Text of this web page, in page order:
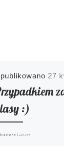
27
:)